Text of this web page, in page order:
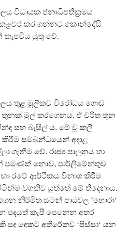
විධායක ජනාධිපතික්‍රමය
කර ගන්නට කොන්දේසි
කැපවිය යුතු වේ.
තුළ මූලිකව විරෝධය ගොඩ
තුනක් මුල් කරගෙනය. ඒ චරිත තුන
සහ බැසිල් ය. මේ වූ කලී
සම්බන්ධයෙන් අදාළ
ගැනීම වේ. රාජ්‍ය පාලනය හා
පමණක් නොව, පාර්ලිමේන්තුව
රටේ ආර්ථිකය විනාශ කිරීම
වගකිව යුත්තේ මේ තිදෙනාය.
නිර්මිත සටන් පාඨවල ‘හොරා‘
පදයත් කැපී පෙනෙන අතර
දෙකට අතිරේකව ‘පිස්සා‘ යන